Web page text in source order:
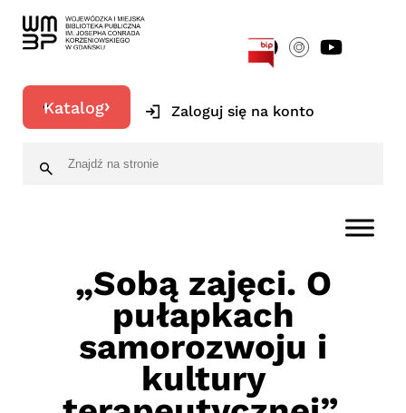
Katalog Zaloguj się na konto
„Sobą zajęci. O
pułapkach
samorozwoju i
kultury